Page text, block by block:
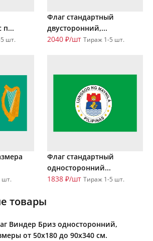
п...
шт.
Флаг стандартный
двусторонний,...
2040 ₽/шт Тираж 1-5 шт.
шт.
Флаг стандартный
односторонний...
1838 ₽/шт Тираж 1-5 шт.
товары
Виндер Бриз односторонний,
от 50х180 до 90х340 см.